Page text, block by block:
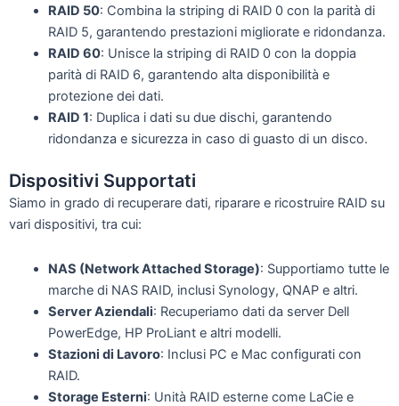
RAID 50: Combina la striping di RAID 0 con la parità di
RAID 5, garantendo prestazioni migliorate e ridondanza.
RAID 60: Unisce la striping di RAID 0 con la doppia
parità di RAID 6, garantendo alta disponibilità e
protezione dei dati.
RAID 1: Duplica i dati su due dischi, garantendo
ridondanza e sicurezza in caso di guasto di un disco.
Dispositivi Supportati
Siamo in grado di recuperare dati, riparare e ricostruire RAID su
vari dispositivi, tra cui:
NAS (Network Attached Storage): Supportiamo tutte le
marche di NAS RAID, inclusi Synology, QNAP e altri.
Server Aziendali: Recuperiamo dati da server Dell
PowerEdge, HP ProLiant e altri modelli.
Stazioni di Lavoro: Inclusi PC e Mac configurati con
RAID.
Storage Esterni: Unità RAID esterne come LaCie e